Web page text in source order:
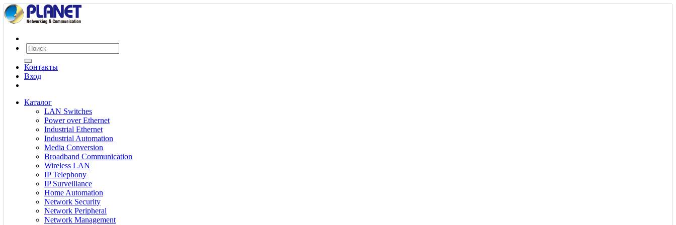
Контакты
Вход
Каталог
LAN Switches
Power over Ethernet
Industrial Ethernet
Industrial Automation
Media Conversion
Broadband Communication
Wireless LAN
IP Telephony
IP Surveillance
Home Automation
Network Security
Network Peripheral
Network Management